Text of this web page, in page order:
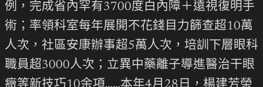
例，完成省內罕有3700度白內障＋遠視復明手
術；率領科室每年展開不花錢目力篩查超10萬
人次，社區安康辦事超5萬人次，培訓下層眼科
職員超3000人次；立異中藥離子導進醫治干眼